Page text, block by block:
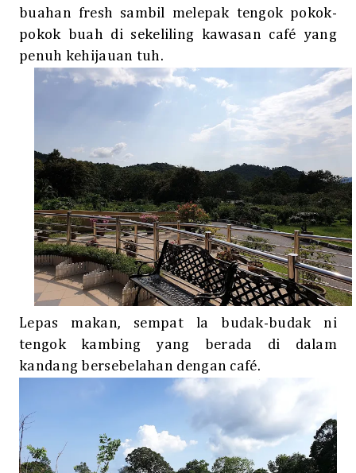
buahan fresh sambil melepak tengok pokok-
pokok buah di sekeliling kawasan café yang
penuh kehijauan tuh.
Lepas makan, sempat la budak-budak ni
tengok kambing yang berada di dalam
kandang bersebelahan dengan café.